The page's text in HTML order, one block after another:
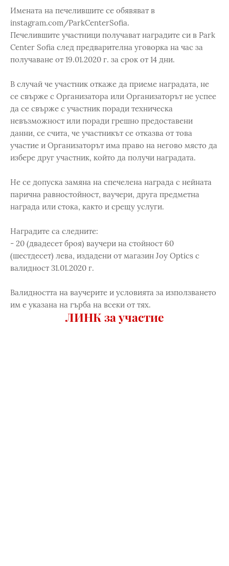
Имената на печелившите се обявяват в
instagram.com/ParkCenterSofia.
Печелившите участници получават наградите си в Park
Center Sofia след предварителна уговорка на час за
получаване от 19.01.2020 г. за срок от 14 дни.
В случай че участник откаже да приеме наградата, не
се свърже с Организатора или Организаторът не успее
да се свърже с участник поради техническа
невъзможност или поради грешно предоставени
данни, се счита, че участникът се отказва от това
участие и Организаторът има право на негово място да
избере друг участник, който да получи наградата.
Не се допуска замяна на спечелена награда с нейната
парична равностойност, ваучери, друга предметна
награда или стока, както и срещу услуги.
Наградите са следните:
- 20 (двадесет броя) ваучери на стойност 60
(шестдесет) лева, издадени от магазин Joy Optics с
валидност 31.01.2020 г.
Валидността на ваучерите и условията за използването
им е указана на гърба на всеки от тях.
ЛИНК за участие